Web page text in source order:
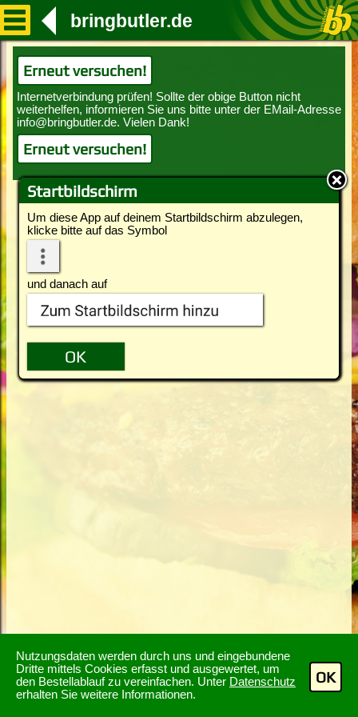
Nutzungsdaten werden durch uns und eingebundene
Dritte mittels Cookies erfasst und ausgewertet, um
den Bestellablauf zu vereinfachen. Unter Datenschutz
erhalten Sie weitere Informationen.
OK
Startbildschirm
Um diese App auf deinem Startbildschirm abzulegen,
klicke bitte auf das Symbol
und danach auf
bringbutler.de
Erneut versuchen!
Erneut versuchen!